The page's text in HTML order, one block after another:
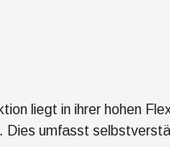
liegt in ihrer hohen
umfasst